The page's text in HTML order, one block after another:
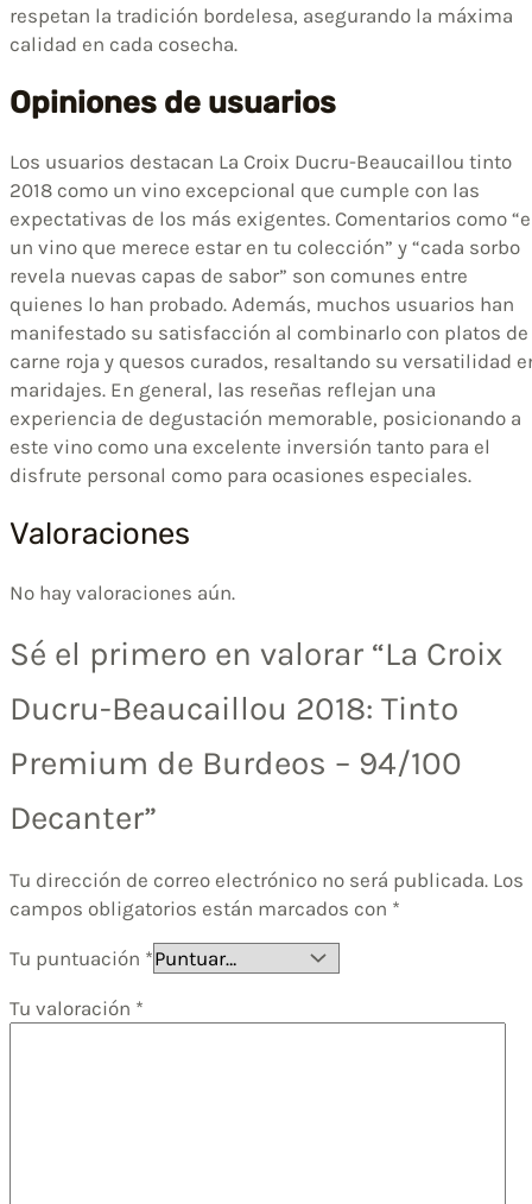
respetan la tradición bordelesa, asegurando la máxima
calidad en cada cosecha.
Opiniones de usuarios
Los usuarios destacan La Croix Ducru-Beaucaillou tinto
2018 como un vino excepcional que cumple con las
expectativas de los más exigentes. Comentarios como
un vino que merece estar en tu colección” y “cada sorbo
revela nuevas capas de sabor” son comunes entre
quienes lo han probado. Además, muchos usuarios han
manifestado su satisfacción al combinarlo con platos de
carne roja y quesos curados, resaltando su versatilidad
maridajes. En general, las reseñas reflejan una
experiencia de degustación memorable, posicionando a
este vino como una excelente inversión tanto para el
disfrute personal como para ocasiones especiales.
Valoraciones
No hay valoraciones aún.
Sé el primero en valorar “La Croix
Ducru-Beaucaillou 2018: Tinto
Premium de Burdeos – 94/100
Decanter”
Tu dirección de correo electrónico no será publicada. Los
campos obligatorios están marcados con *
Tu puntuación *
Tu valoración *